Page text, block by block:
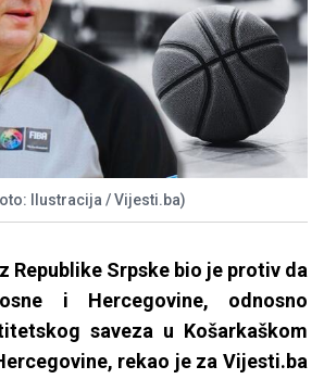
Ilustracija / Vijesti.ba)
Republike Srpske bio je protiv da
i Hercegovine, odnosno
saveza u Košarkaškom
rekao je za Vijesti.ba